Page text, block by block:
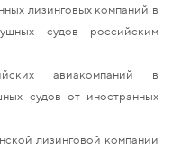
лизинговых компаний в
судов российским
авиакомпаний в
судов от иностранных
лизинговой компании